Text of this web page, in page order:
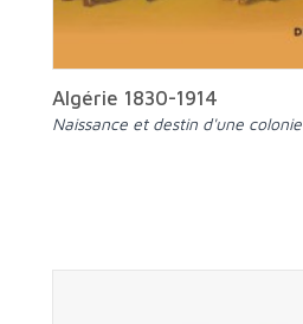
Algérie 1830-1914
Naissance et destin d'une colonie